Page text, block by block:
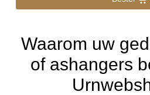
Waarom uw
of ashangers